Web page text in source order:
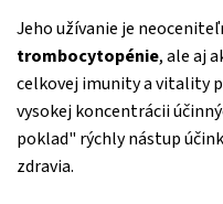
Jeho užívanie je
trombocytopénie, ale aj
celkovej imunity a vitality
vysokej koncentrácii
poklad" rýchly nástup
zdravia.